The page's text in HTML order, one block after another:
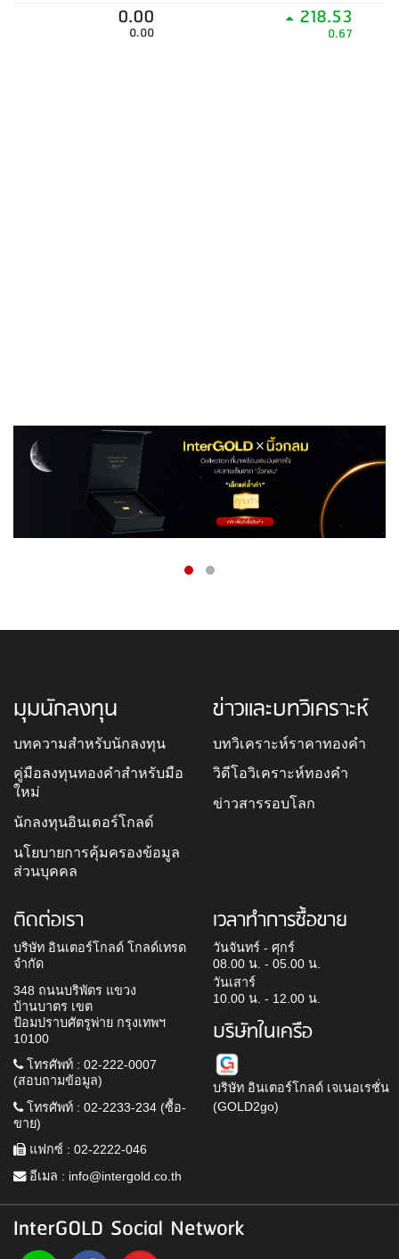
0.00
0.00
218.53
0.67
มุมนักลงทุน
บทความสำหรับนักลงทุน
คู่มือลงทุนทองคำสำหรับมือ
ใหม่
นักลงทุนอินเตอร์โกลด์
นโยบายการคุ้มครองข้อมูล
ส่วนบุคคล
ข่าวและบทวิเคราะห์
บทวิเคราะห์ราคาทองคำ
วิดีโอวิเคราะห์ทองคำ
ข่าวสารรอบโลก
ติดต่อเรา
บริษัท อินเตอร์โกลด์ โกลด์เทรด
จำกัด
348 ถนนบริพัตร แขวง
บ้านบาตร เขต
ป้อมปราบศัตรูพ่าย กรุงเทพฯ
10100
โทรศัพท์ : 02-222-0007
(สอบถามข้อมูล)
โทรศัพท์ : 02-2233-234 (ซื้อ-
ขาย)
แฟกซ์ : 02-2222-046
อีเมล : info@intergold.co.th
เวลาทำการซื้อขาย
วันจันทร์ - ศุกร์
08.00 น. - 05.00 น.
วันเสาร์
10.00 น. - 12.00 น.
บริษัทในเครือ
บริษัท อินเตอร์โกลด์ เจเนอเรชั่น
(GOLD2go)
InterGOLD Social Network